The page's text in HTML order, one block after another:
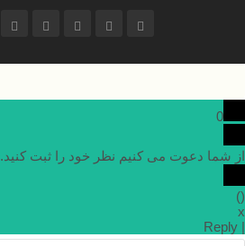
0
از شما دعوت می کنیم نظر خود را ثبت کنید.
(
)
x
|
Reply